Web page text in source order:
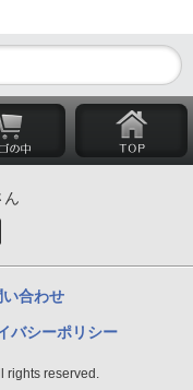
ん
い合わせ
バシーポリシー
reserved.